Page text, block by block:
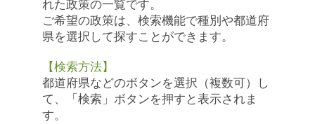
れた政策の一覧です。
ご希望の政策は、検索機能で種別や都道府
県を選択して探すことができます。
【検索方法】
都道府県などのボタンを選択（複数可）し
て、「検索」ボタンを押すと表示されま
す。